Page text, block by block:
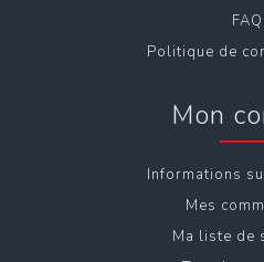
FAQ
Politique de
Mon
Informations
Mes
Ma liste de